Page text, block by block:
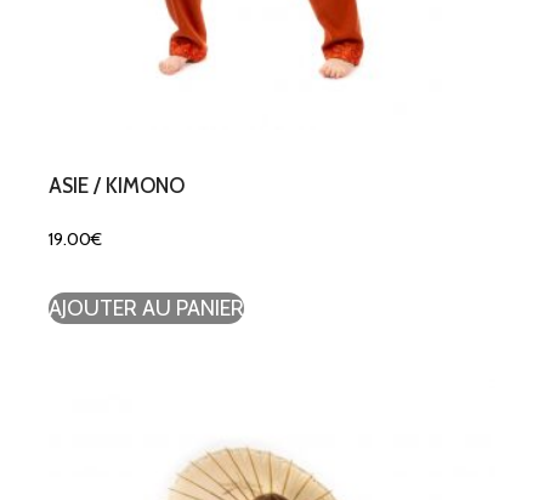
ASIE / KIMONO
19.00€
AJOUTER AU PANIER